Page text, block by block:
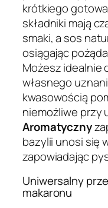
krótkiego
składniki mają
smaki, a sos
osiągając
Możesz idealnie
własnego
kwasowością
niemożliwe przy
Aromatyczny
bazylii unosi się
zapowiadając
Uniwersalny
makaronu